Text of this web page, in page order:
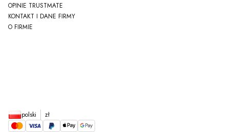
OPINIE TRUSTMATE
KONTAKT I DANE FIRMY
O FIRMIE
polski zł